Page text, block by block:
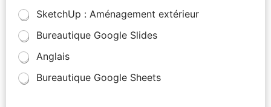
SketchUp : Aménagement extérieur
Bureautique Google Slides
Anglais
Bureautique Google Sheets